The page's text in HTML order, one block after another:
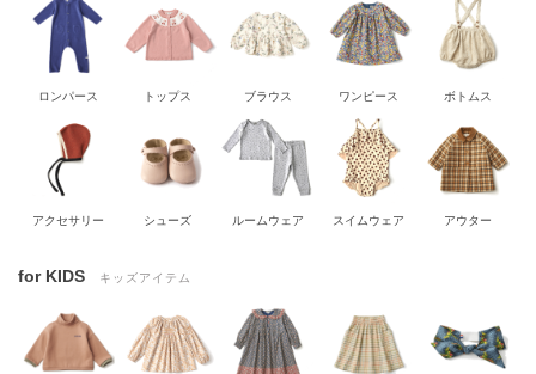
ロンパース トップス ブラウス ワンピース ボトムス
アクセサリー シューズ ルームウェア スイムウェア アウター
for KIDS キッズアイテム